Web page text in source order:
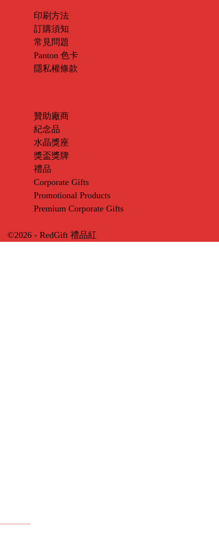
印刷方法
訂購須知
常見問題
Panton 色卡
隱私權條款
贊助廠商
紀念品
水晶獎座
獎盃獎牌
禮品
Corporate Gifts
Promotional Products
Premium Corporate Gifts
©2026 - RedGift 禮品紅